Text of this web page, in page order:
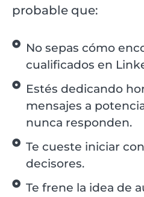
probable que:
No sepas cómo
cualificados en
Estés dedicando
mensajes a
nunca responden.
Te cueste iniciar
decisores.
Te frene la idea de